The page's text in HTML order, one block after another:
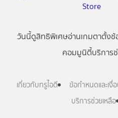
วันนี้ดูสิทธิพิเศษอ่านเกมตาตั้งช้
คอมมูนิตี้บริการ
เกี่ยวกับทรูไอดี ข้อกำหนดและเงื่
บริการช่วยเหลือ